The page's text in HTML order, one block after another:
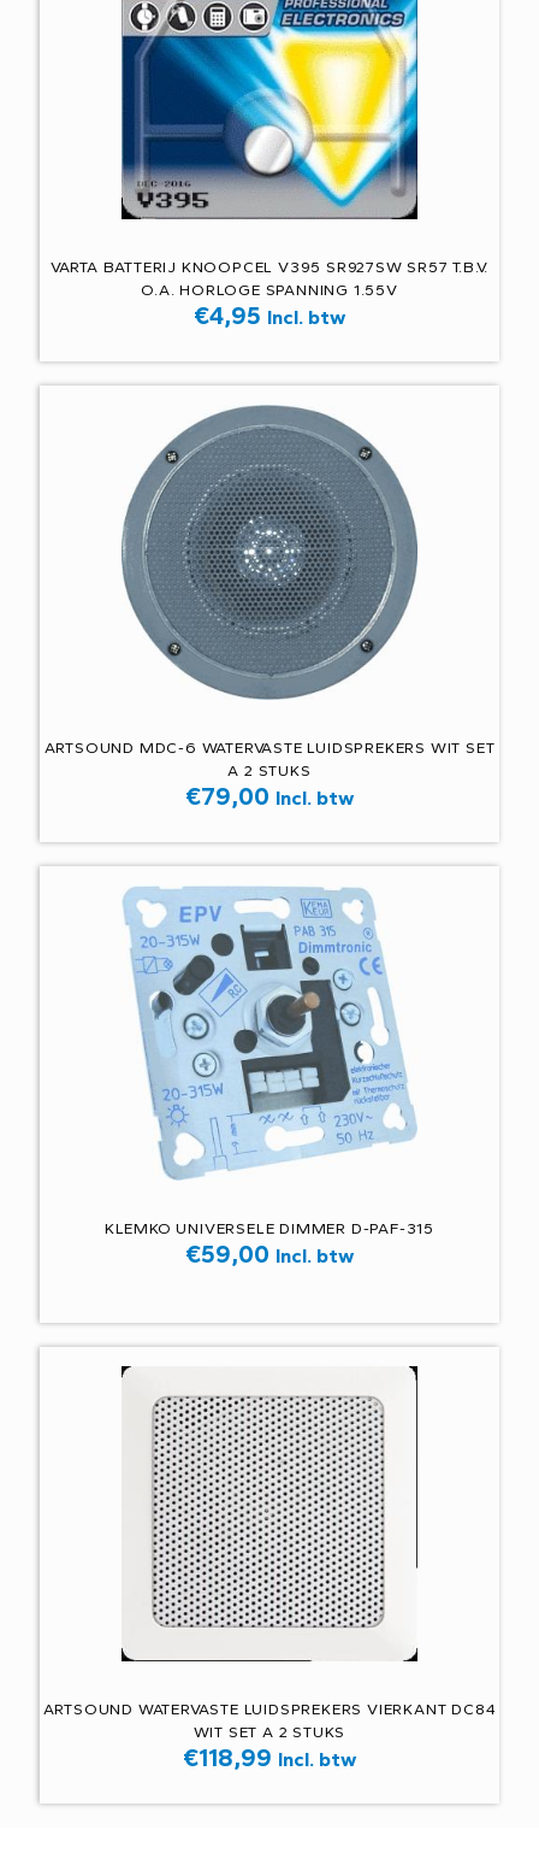
VARTA BATTERIJ KNOOPCEL V395 SR927SW SR57 T.B.V.
O.A. HORLOGE SPANNING 1.55V
€4,95 Incl. btw
ARTSOUND MDC-6 WATERVASTE LUIDSPREKERS WIT SET
A 2 STUKS
€79,00 Incl. btw
KLEMKO UNIVERSELE DIMMER D-PAF-315
€59,00 Incl. btw
ARTSOUND WATERVASTE LUIDSPREKERS VIERKANT DC84
WIT SET A 2 STUKS
€118,99 Incl. btw